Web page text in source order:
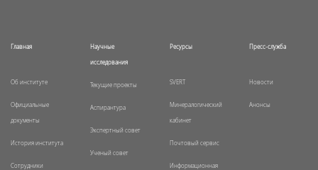
Главная
Об институте
Официальные
документы
История института
Сотрудники
Научные
исследования
Текущие проекты
Аспирантура
Экспертный совет
Ученый совет
Ресурсы
SVERT
Минералогический
кабинет
Почтовый сервис
Информационная
Пресс-служба
Новости
Анонсы